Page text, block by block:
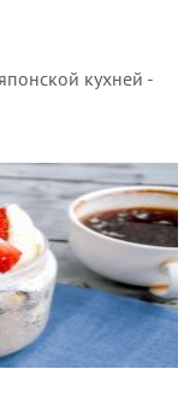
кухней -